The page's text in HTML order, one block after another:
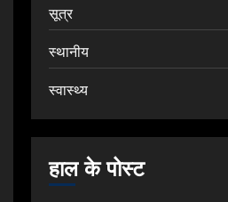
सूत्र
स्थानीय
स्वास्थ्य
हाल के पोस्ट